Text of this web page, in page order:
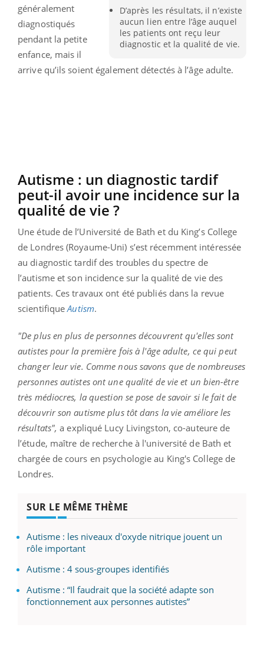
D’après les résultats, il n’existe
aucun lien entre l’âge auquel
les patients ont reçu leur
diagnostic et la qualité de vie.
généralement
diagnostiqués
pendant la petite
enfance, mais il
arrive qu’ils soient également détectés à l’âge adulte.
Autisme : un diagnostic tardif
peut-il avoir une incidence sur la
qualité de vie ?
Une étude de l’Université de Bath et du King’s College
de Londres (Royaume-Uni) s’est récemment intéressée
au diagnostic tardif des troubles du spectre de
l’autisme et son incidence sur la qualité de vie des
patients. Ces travaux ont été publiés dans la revue
scientifiqueAutism.
"De plus en plus de personnes découvrent qu'elles sont
autistes pour la première fois à l'âge adulte, ce qui peut
changer leur vie. Comme nous savons que de nombreuses
personnes autistes ont une qualité de vie et un bien-être
très médiocres, la question se pose de savoir si le fait de
découvrir son autisme plus tôt dans la vie améliore les
résultats",a expliqué Lucy Livingston, co-auteure de
l’étude, maître de recherche à l'université de Bath et
chargée de cours en psychologie au King's College de
Londres.
SUR LE MÊME THÈME
Autisme : les niveaux d'oxyde nitrique jouent un
rôle important
Autisme : 4 sous-groupes identifiés
Autisme : “Il faudrait que la société adapte son
fonctionnement aux personnes autistes”